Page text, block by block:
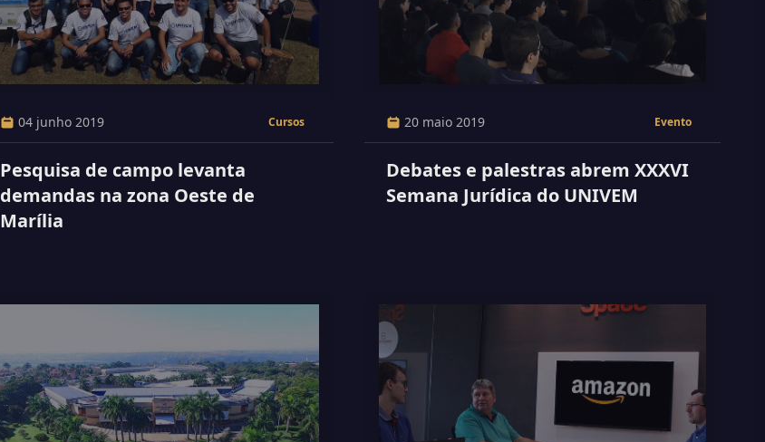
04 junho 2019 Cursos
Pesquisa de campo levanta
demandas na zona Oeste de
Marília
20 maio 2019 Evento
Debates e palestras abrem XXXVI
Semana Jurídica do UNIVEM